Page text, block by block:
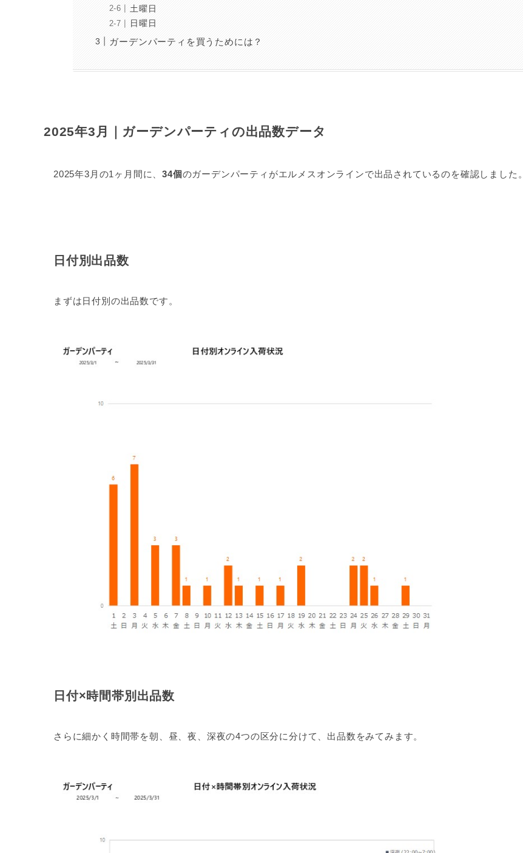
土曜日
日曜日
ガーデンパーティを買うためには？
2025年3月｜ガーデンパーティの出品数データ
2025年3月の1ヶ月間に、34個のガーデンパーティがエルメスオンラインで出品されているのを確認しました。
日付別出品数
まずは日付別の出品数です。
日付×時間帯別出品数
さらに細かく時間帯を朝、昼、夜、深夜の4つの区分に分けて、出品数をみてみます。